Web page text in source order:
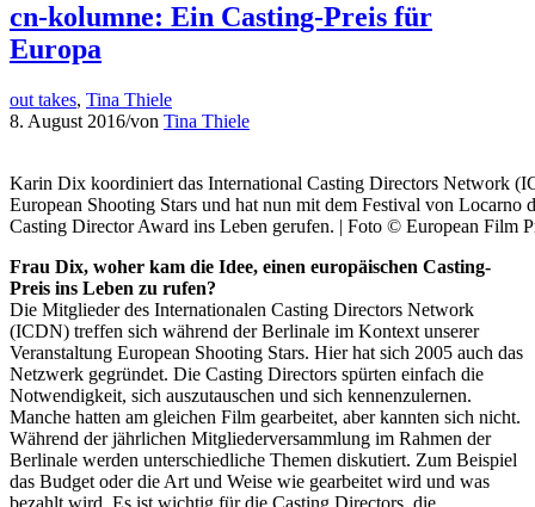
cn-kolumne: Ein Casting-Preis für
Europa
out takes, Tina Thiele
8. August 2016/von Tina Thiele
Karin Dix koordiniert das International Casting Directors Network
European Shooting Stars und hat nun mit dem Festival von Locarno
Casting Director Award ins Leben gerufen. | Foto © European Film
Frau Dix, woher kam die Idee, einen europäischen Casting-
Preis ins Leben zu rufen?
Die Mitglieder des Internationalen Casting Directors Network
(ICDN) treffen sich während der Berlinale im Kontext unserer
Veranstaltung European Shooting Stars. Hier hat sich 2005 auch das
Netzwerk gegründet. Die Casting Directors spürten einfach die
Notwendigkeit, sich auszutauschen und sich kennenzulernen.
Manche hatten am gleichen Film gearbeitet, aber kannten sich nicht.
Während der jährlichen Mitgliederversammlung im Rahmen der
Berlinale werden unterschiedliche Themen diskutiert. Zum Beispiel
das Budget oder die Art und Weise wie gearbeitet wird und was
bezahlt wird. Es ist wichtig für die Casting Directors, die